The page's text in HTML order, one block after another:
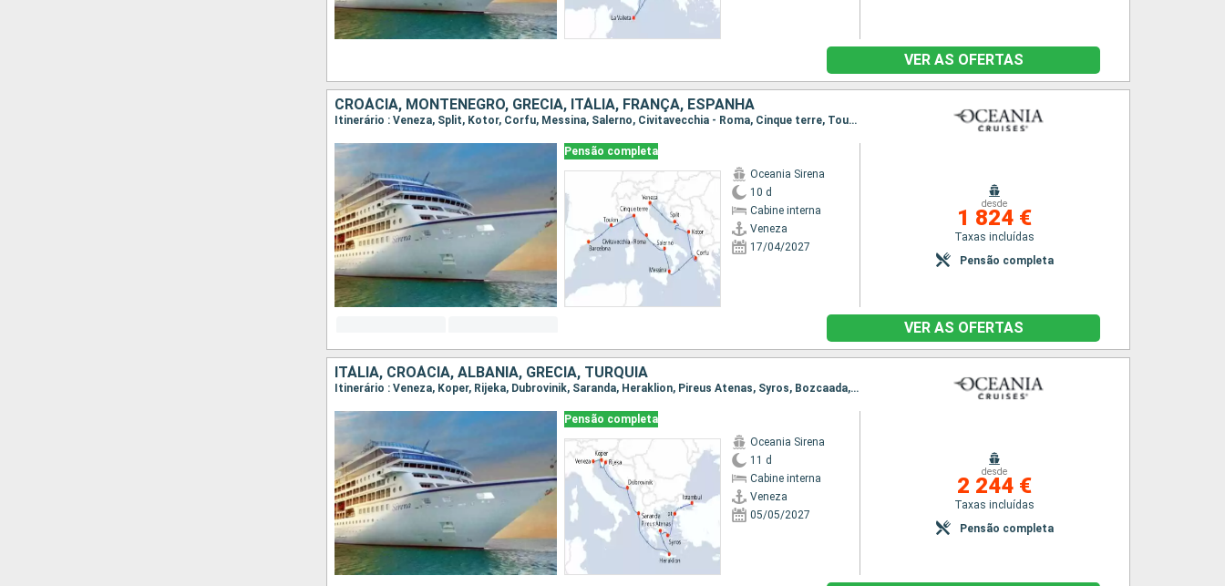
VER AS OFERTAS
CROÁCIA, MONTENEGRO, GRÉCIA, ITÁLIA, FRANÇA, ESPANHA
Itinerário : Veneza, Split, Kotor, Corfu, Messina, Salerno, Civitavecchia - Roma, Cinque terre, Toulon, Barcelona
Pensão completa
Oceania Sirena
10 d
Cabine interna
Veneza
17/04/2027
desde
1 824 €
Taxas incluídas
Pensão completa
VER AS OFERTAS
ITÁLIA, CROÁCIA, ALBÂNIA, GRÉCIA, TURQUIA
Itinerário : Veneza, Koper, Rijeka, Dubrovinik, Saranda, Heraklion, Pireus Atenas, Syros, Bozcaada, Istambul
Pensão completa
Oceania Sirena
11 d
Cabine interna
Veneza
05/05/2027
desde
2 244 €
Taxas incluídas
Pensão completa